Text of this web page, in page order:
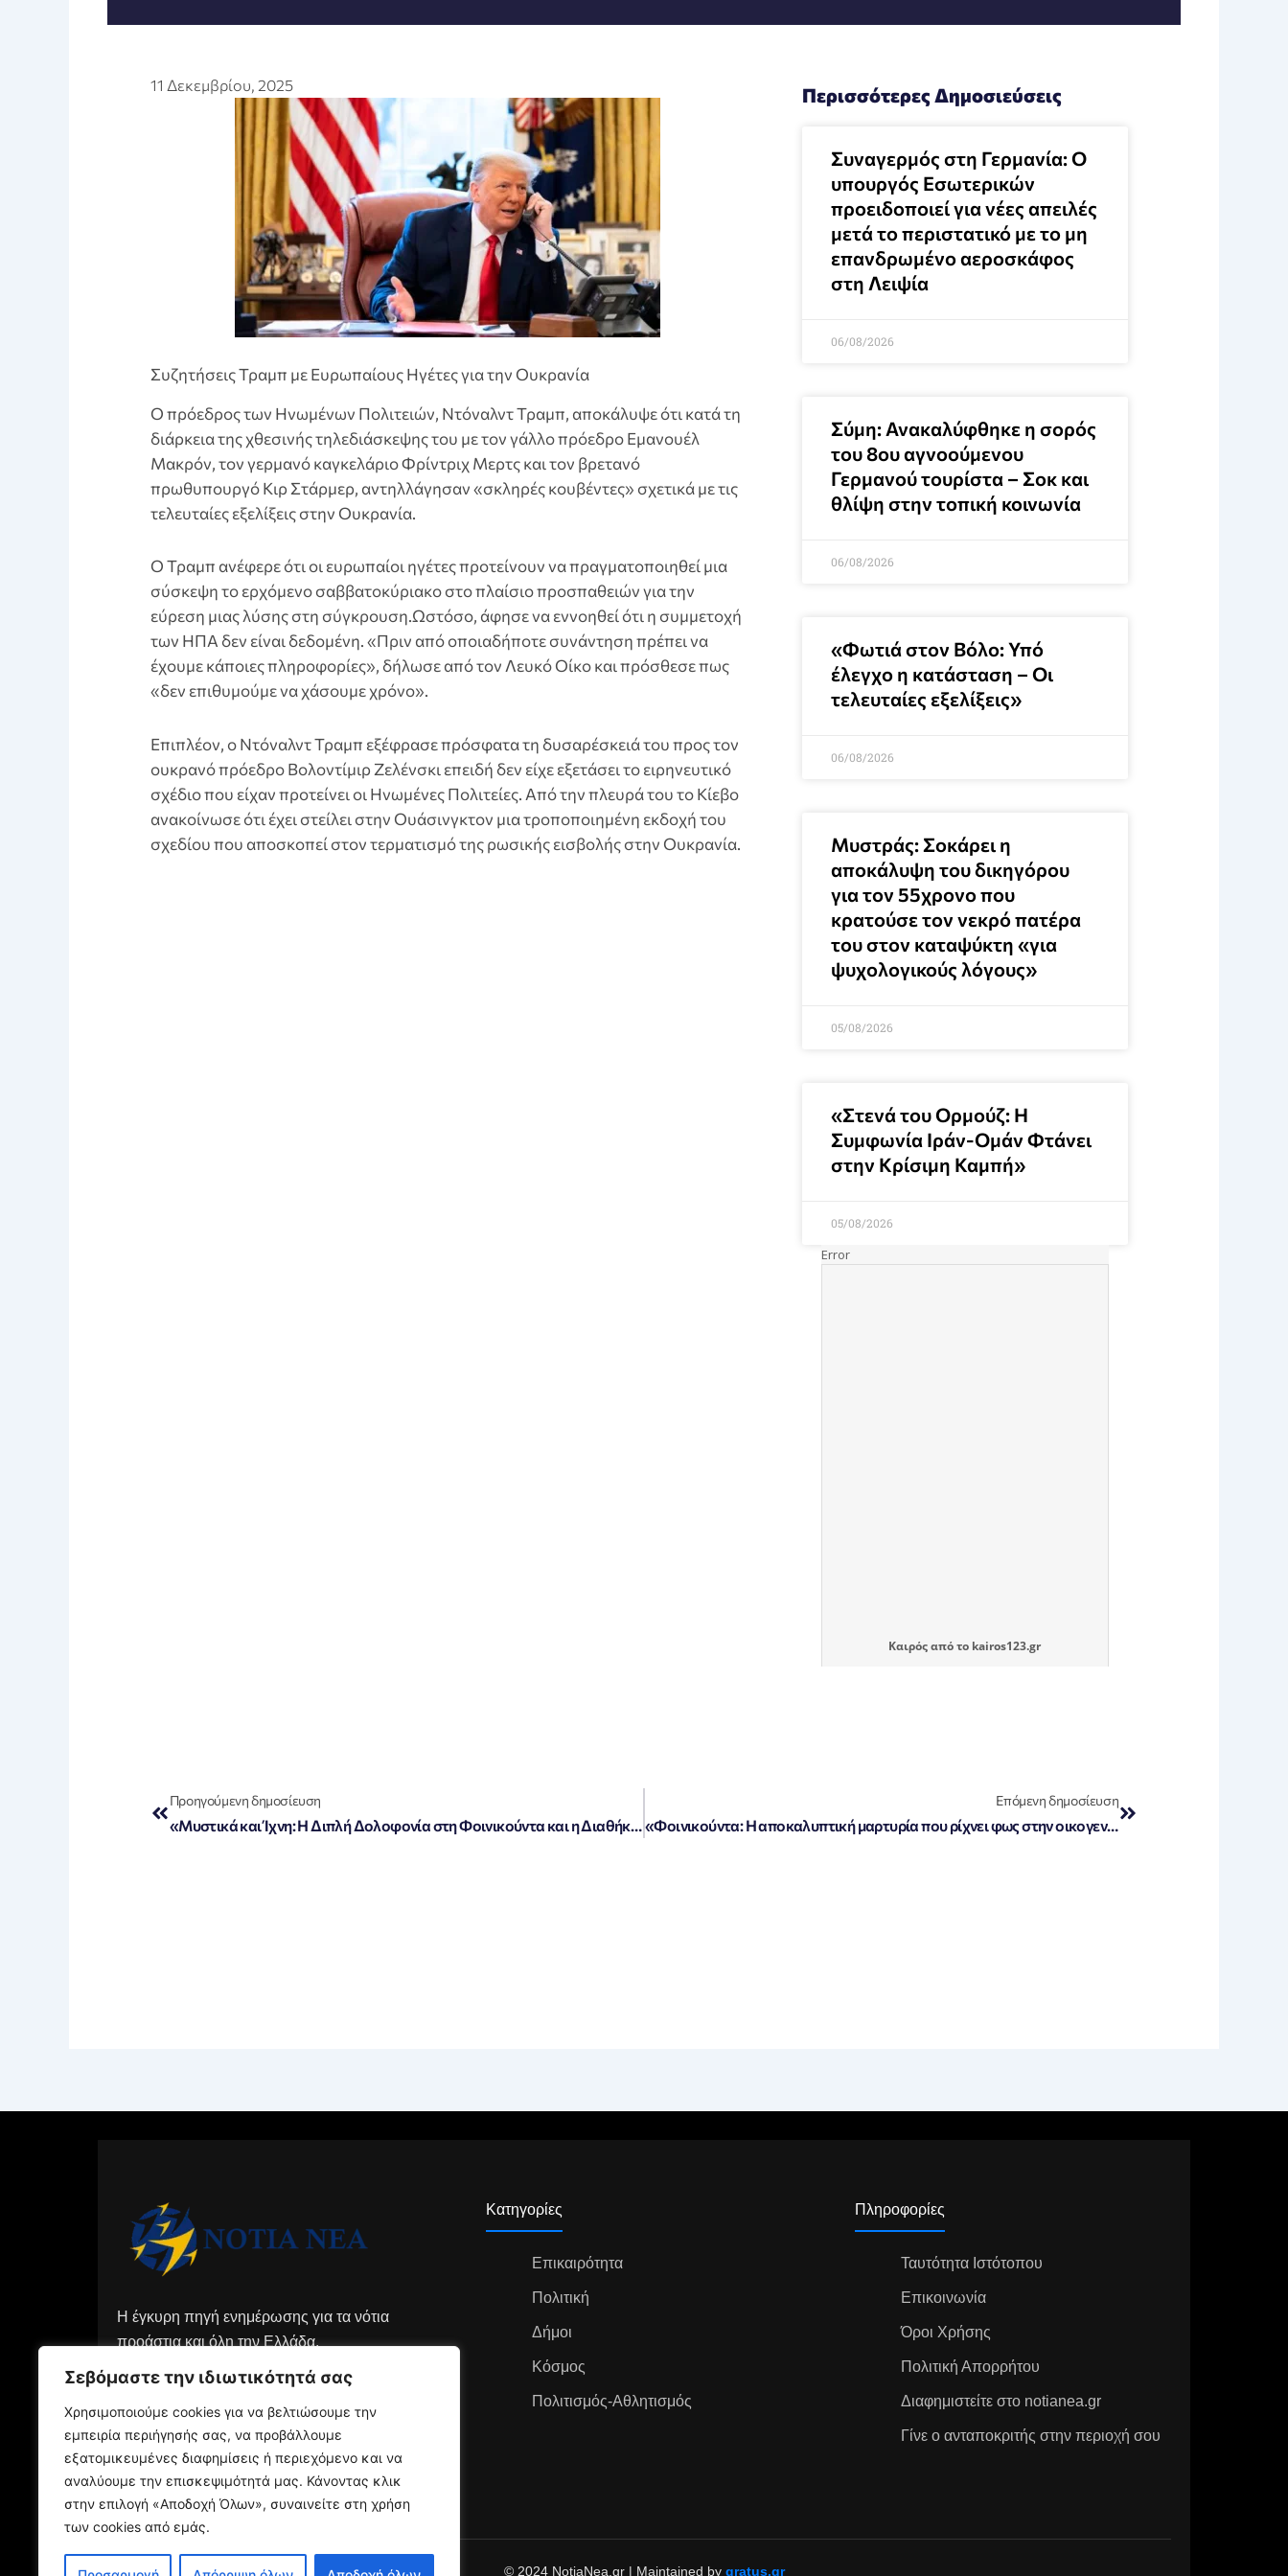
Σεβόμαστε την ιδιωτικότητά σας
Χρησιμοποιούμε cookies για να βελτιώσουμε την
εμπειρία περιήγησής σας, να προβάλλουμε
εξατομικευμένες διαφημίσεις ή περιεχόμενο και να
αναλύουμε την επισκεψιμότητά μας. Κάνοντας κλικ
στην επιλογή «Αποδοχή Όλων», συναινείτε στη χρήση
των cookies από εμάς.
11 Δεκεμβρίου, 2025
Συζητήσεις Τραμπ με Ευρωπαίους Ηγέτες για την Ουκρανία
Ο πρόεδρος των Ηνωμένων Πολιτειών, Ντόναλντ Τραμπ, αποκάλυψε ότι κατά τη
διάρκεια της χθεσινής τηλεδιάσκεψης του με τον γάλλο πρόεδρο Εμανουέλ
Μακρόν, τον γερμανό καγκελάριο Φρίντριχ Μερτς και τον βρετανό
πρωθυπουργό Κιρ Στάρμερ, αντηλλάγησαν «σκληρές κουβέντες» σχετικά με τις
τελευταίες εξελίξεις στην Ουκρανία.
Ο Τραμπ ανέφερε ότι οι ευρωπαίοι ηγέτες προτείνουν να πραγματοποιηθεί μια
σύσκεψη το ερχόμενο σαββατοκύριακο στο πλαίσιο προσπαθειών για την
εύρεση μιας λύσης στη σύγκρουση.Ωστόσο, άφησε να εννοηθεί ότι η συμμετοχή
των ΗΠΑ δεν είναι δεδομένη. «Πριν από οποιαδήποτε συνάντηση πρέπει να
έχουμε κάποιες πληροφορίες», δήλωσε από τον Λευκό Οίκο και πρόσθεσε πως
«δεν επιθυμούμε να χάσουμε χρόνο».
Επιπλέον, ο Ντόναλντ Τραμπ εξέφρασε πρόσφατα τη δυσαρέσκειά του προς τον
ουκρανό πρόεδρο Βολοντίμιρ Ζελένσκι επειδή δεν είχε εξετάσει το ειρηνευτικό
σχέδιο που είχαν προτείνει οι Ηνωμένες Πολιτείες. Από την πλευρά του το Κίεβο
ανακοίνωσε ότι έχει στείλει στην Ουάσινγκτον μια τροποποιημένη εκδοχή του
σχεδίου που αποσκοπεί στον τερματισμό της ρωσικής εισβολής στην Ουκρανία.
Περισσότερες Δημοσιεύσεις
Συναγερμός στη Γερμανία: Ο
υπουργός Εσωτερικών
προειδοποιεί για νέες απειλές
μετά το περιστατικό με το μη
επανδρωμένο αεροσκάφος
στη Λειψία
06/08/2026
Σύμη: Ανακαλύφθηκε η σορός
του 8ου αγνοούμενου
Γερμανού τουρίστα – Σοκ και
θλίψη στην τοπική κοινωνία
06/08/2026
«Φωτιά στον Βόλο: Υπό
έλεγχο η κατάσταση – Οι
τελευταίες εξελίξεις»
06/08/2026
Μυστράς: Σοκάρει η
αποκάλυψη του δικηγόρου
για τον 55χρονο που
κρατούσε τον νεκρό πατέρα
του στον καταψύκτη «για
ψυχολογικούς λόγους»
05/08/2026
«Στενά του Ορμούζ: Η
Συμφωνία Ιράν-Ομάν Φτάνει
στην Κρίσιμη Καμπή»
05/08/2026
Καιρόςαπό το kairos123.gr
Προηγούμενη δημοσίευση
«Μυστικά και Ίχνη: Η Διπλή Δολοφονία στη Φοινικούντα και η Διαθήκη που Σόκαρε»
Επόμενη δημοσίευση
«Φοινικούντα: Η αποκαλυπτική μαρτυρία που ρίχνει φως στην οικογενειακή αντιπαράθεση – «Ο θείος ανησυχούσε για την περιουσία του»»
Η έγκυρη πηγή ενημέρωσης για τα νότια
προάστια και όλη την Ελλάδα.
Κατηγορίες
Επικαιρότητα
Πολιτική
Δήμοι
Κόσμος
Πολιτισμός-Αθλητισμός
Πληροφορίες
Ταυτότητα Ιστότοπου
Επικοινωνία
Όροι Χρήσης
Πολιτική Απορρήτου
Διαφημιστείτε στο notianea.gr
Γίνε ο ανταποκριτής στην περιοχή σου
© 2024 NotiaNea.gr | Maintained by gratus.gr